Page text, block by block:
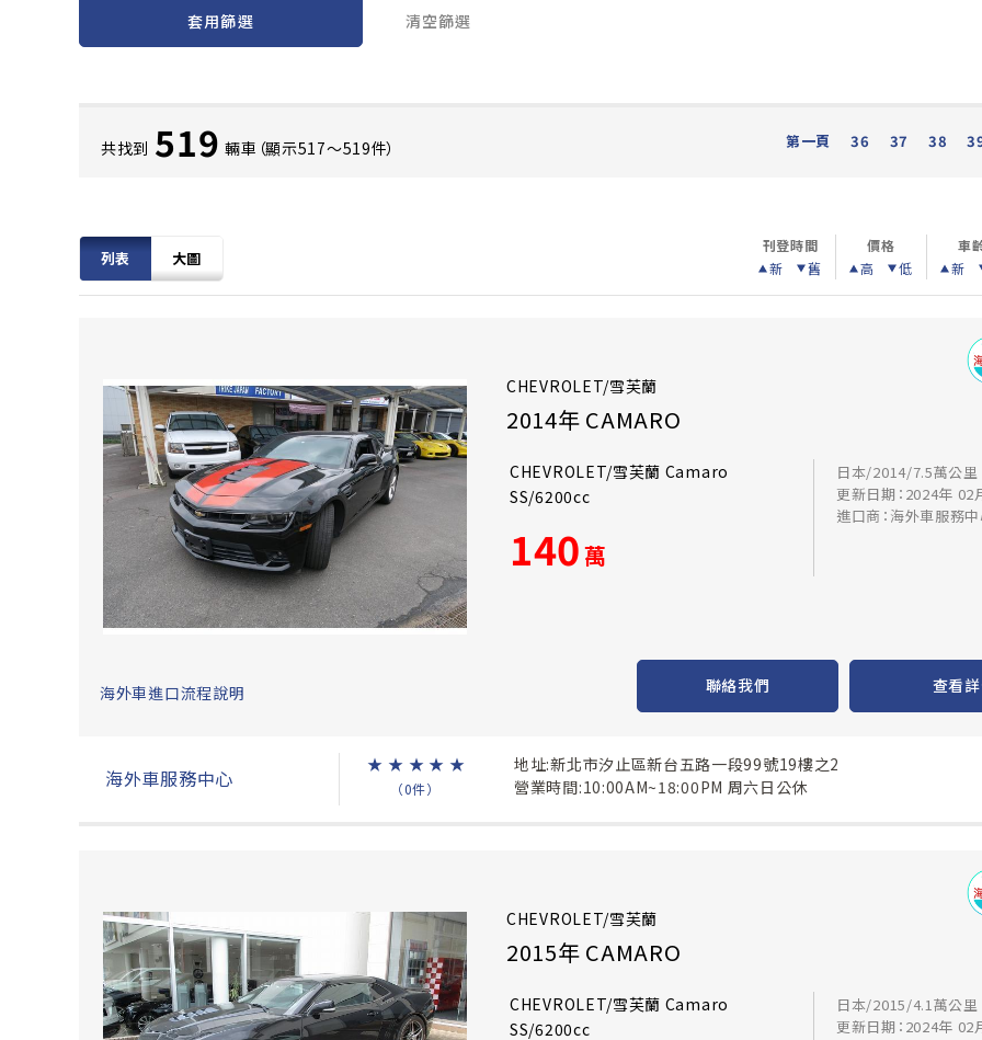
套用篩選 清空篩選
共找到 519 輛車（顯示517〜519件） 第一頁 36 37 38
列表 大圖
刊登時間
新
舊
價格
高
低
車
新
CHEVROLET/雪芙蘭
2014年 CAMARO
CHEVROLET/雪芙蘭 Camaro
SS/6200cc
140萬
日本/2014/7.5萬公里
更新日期：2024年 02
進口商：海外車服務
海外車進口流程說明 聯絡我們 查看
海外車服務中心
★ ★ ★ ★ ★
（0件）
地址:新北市汐止區新台五路一段99號19樓之2
營業時間:10:00AM~18:00PM 周六日公休
CHEVROLET/雪芙蘭
2015年 CAMARO
CHEVROLET/雪芙蘭 Camaro
SS/6200cc
日本/2015/4.1萬公里
更新日期：2024年 02